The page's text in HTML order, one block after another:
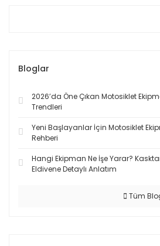
Bloglar
2026’da Öne Çıkan Motosiklet
Trendleri
Yeni Başlayanlar İçin Motosiklet
Rehberi
Hangi Ekipman Ne İşe Yarar?
Eldivene Detaylı Anlatım
Tüm